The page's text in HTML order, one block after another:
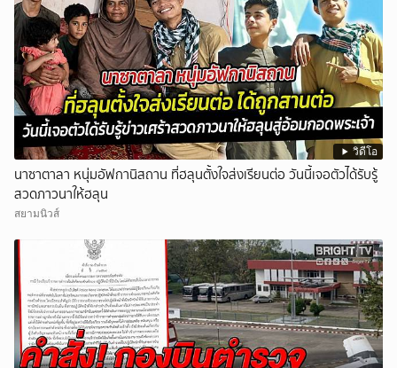
วิดีโอ
นาซาตาลา หนุ่มอัฟกานิสถาน ที่ฮลุนตั้งใจส่งเรียนต่อ วันนี้เจอตัวได้รับรู้
สวดภาวนาให้ฮลุน
สยามนิวส์